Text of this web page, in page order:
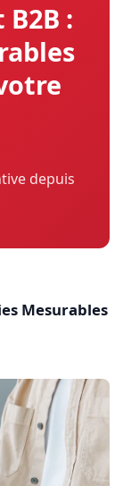
:
depuis
Mesurables